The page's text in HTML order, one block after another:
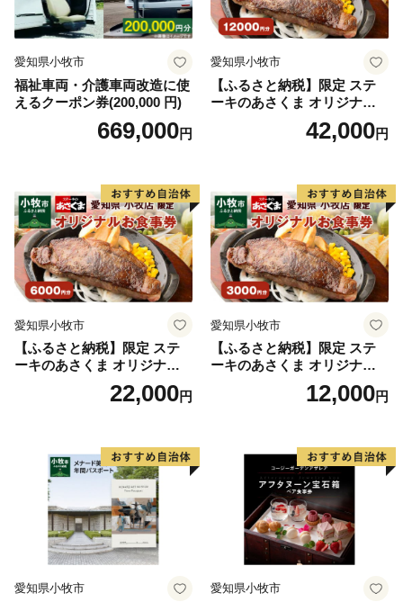
ャンルの特産品が島内各所で生産されています。
沖縄移住ブームが落ち着いた後も石垣市の人口は毎年増
加傾向にあり、2017年には観光客数が130万人と過去最
高を更新しました。石垣島トライアスロンや石垣島マラ
ソンなどのスポーツイベントも盛んで、毎年、世界中か
石垣市では、そんな石垣島の魅力を感じていただけるふ
るさと納税のお礼の品を豊富にご用意しております。ふ
るさと納税を通じて、石垣島を身近に感じていただくと
ともに、石垣島ファンになっていただければ幸いです。
愛知県小牧市
福祉車両・介護車両改造に使
えるクーポン券(200,000 円)
669,000円
愛知県小牧市
【ふるさと納税】限定 ステ
ーキのあさくま オリジナル
お食事券 12000円 お好きなメ
ニュー 好きなだけ コーンス
県 小牧店 小牧市 チケット 送
料無料
42,000円
愛知県小牧市
【ふるさと納税】限定 ステ
ーキのあさくま オリジナル
お食事券 6000円 お好きなメ
ニュー 好きなだけ コーンス
県 小牧店 小牧市 チケット 送
料無料
22,000円
愛知県小牧市
【ふるさと納税】限定 ステ
ーキのあさくま オリジナル
お食事券 3000円 お好きなメ
ニュー 好きなだけ コーンス
県 小牧店 小牧市 チケット 送
12,000円
愛知県小牧市 愛知県小牧市